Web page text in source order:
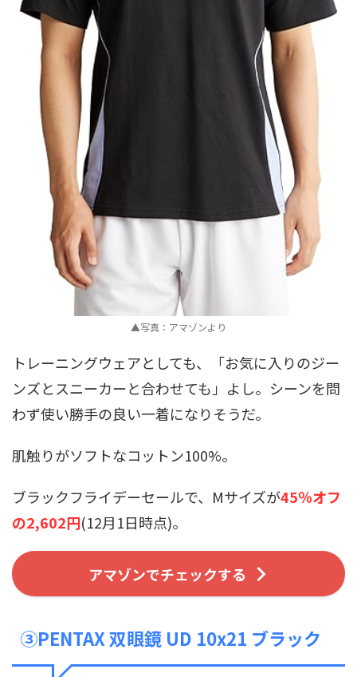
▲写真：アマゾンより
トレーニングウェアとしても、「お気に入りのジー
ンズとスニーカーと合わせても」よし。シーンを問
わず使い勝手の良い一着になりそうだ。
肌触りがソフトなコットン100%。
ブラックフライデーセールで、Mサイズが45％オフ
の2,602円(12月1日時点)。
アマゾンでチェックする
③PENTAX 双眼鏡 UD 10x21 ブラック